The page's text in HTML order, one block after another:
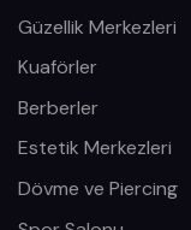
Güzellik Merkezleri
Kuaförler
Berberler
Estetik Merkezleri
Dövme ve Piercing